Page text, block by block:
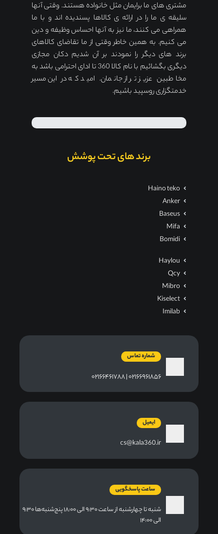
مشتری های ما برایمان مثل خانواده هستند. وقتی آنها
سلیقه ی ما را در ارائه ی کالاها پسندیده اند و با ما
همراهی می کنند، ما نیز به آنها احساس وظیفه و دین
می کنیم. به همین خاطر وقتی از ما تقاضای کالاهای
برند های دیگر را نمودند بر آن شدیم دکان مجازی
دیگری بگشائیم با نام کالا 360 تا ادای احترامی باشد به
مخاطبین عزیز تر از جانمان. امید که در این مسیر
خدمتگزاری روسپید باشیم.
برند های تحت پوشش
Haino teko
Anker
Baseus
Mifa
Bomidi
Haylou
Qcy
Mibro
Kiselect
Imilab
شماره تماس
۰۲۱۶۶۹۶۱۸۵۶ | ۰۲۱۶۶۴۶۱۷۸۸
ایمیل
cs@kala360.ir
ساعت پاسخگویی
شنبه تا چهارشنبه از ساعت ۹:۳۰ الی ۱۸:۰۰ پنج‌شنبه‌ها ۹:۳۰
الی ۱۴:۰۰